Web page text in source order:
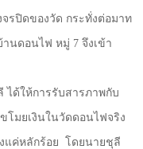
รปิดของวัด กระทั่งต่อมาท
นดอนไฟ หมู่ 7 จึงเข้า
ได้ให้การรับสารภาพกับ
โมยเงินในวัดดอนไฟจริง
แค่หลักร้อย โดยนายชุลี